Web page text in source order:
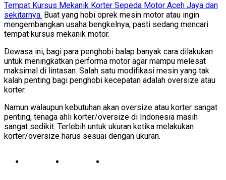
Tempat Kursus Mekanik Korter Sepeda Motor Aceh Jaya dan
sekitarnya. Buat yang hobi oprek mesin motor atau ingin
mengembangkan usaha bengkelnya, pasti sedang mencari
tempat kursus mekanik motor.
Dewasa ini, bagi para penghobi balap banyak cara dilakukan
untuk meningkatkan performa motor agar mampu melesat
maksimal di lintasan. Salah satu modifikasi mesin yang tak
kalah penting bagi penghobi kecepatan adalah oversize atau
korter.
Namun walaupun kebutuhan akan oversize atau korter sangat
penting, tenaga ahli korter/oversize di Indonesia masih
sangat sedikit. Terlebih untuk ukuran ketika melakukan
korter/oversize harus sesuai dengan ukuran.